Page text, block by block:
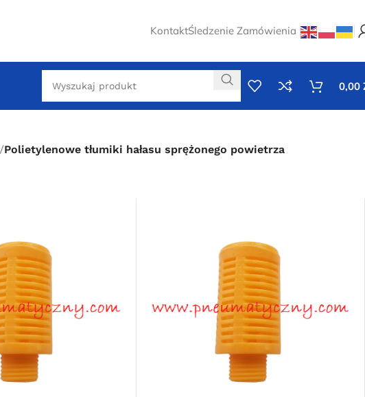
KontaktŚledzenie Zamówienia
0,00
Polietylenowe tłumiki hałasu sprężonego powietrza